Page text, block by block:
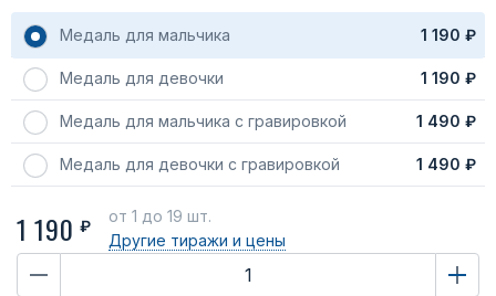
Медаль для мальчика 1 190 ₽
Медаль для девочки 1 190 ₽
Медаль для мальчика с гравировкой 1 490 ₽
Медаль для девочки с гравировкой 1 490 ₽
1 190 ₽
от 1 до 19 шт.
Другие тиражи и цены